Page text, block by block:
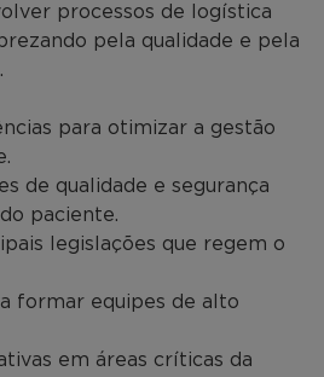
processos de logística
pela qualidade e pela
para otimizar a gestão
de qualidade e segurança
paciente.
legislações que regem o
formar equipes de alto
em áreas críticas da